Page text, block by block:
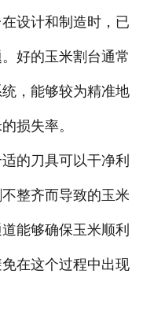
设计和制造时，已
好的玉米割台通常
，能够较为精准地
损失率。
的刀具可以干净利
整齐而导致的玉米
能够确保玉米顺利
在这个过程中出现